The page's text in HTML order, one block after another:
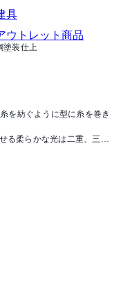
具
ウトレット商品
塗装仕上
を紡ぐように型に糸を巻き
る柔らかな光は二重、三重
とで、さらに柔らかさを増
の光をイメージさせます。